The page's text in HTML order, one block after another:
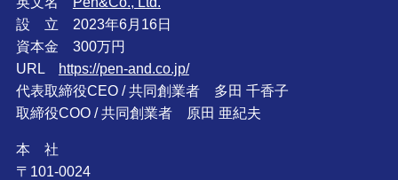
設 立 2023年6月16日
資本金 300万円
URL https://pen-and.co.jp/
代表取締役CEO / 共同創業者 多田 千香子
取締役COO / 共同創業者 原田 亜紀夫
本 社
〒101-0024